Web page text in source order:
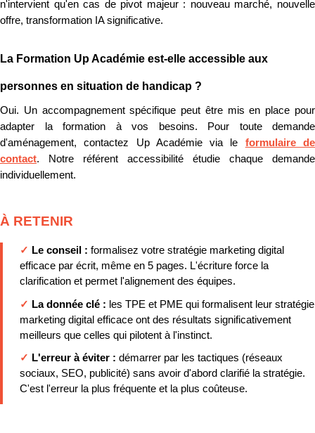
n'intervient qu'en cas de pivot majeur : nouveau marché, nouvelle
offre, transformation IA significative.
La Formation Up Académie est-elle accessible aux
personnes en situation de handicap ?
Oui. Un accompagnement spécifique peut être mis en place pour
adapter la formation à vos besoins. Pour toute demande
d'aménagement, contactez Up Académie via le formulaire de
contact. Notre référent accessibilité étudie chaque demande
individuellement.
À RETENIR
✓ Le conseil : formalisez votre stratégie marketing digital
efficace par écrit, même en 5 pages. L'écriture force la
clarification et permet l'alignement des équipes.
✓ La donnée clé : les TPE et PME qui formalisent leur stratégie
marketing digital efficace ont des résultats significativement
meilleurs que celles qui pilotent à l'instinct.
✓ L'erreur à éviter : démarrer par les tactiques (réseaux
sociaux, SEO, publicité) sans avoir d'abord clarifié la stratégie.
C'est l'erreur la plus fréquente et la plus coûteuse.